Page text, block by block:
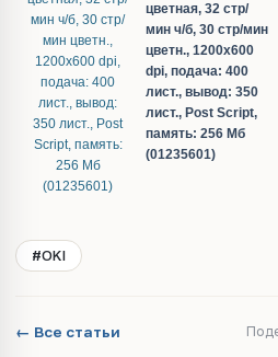
цветная, 32 стр/
мин ч/б, 30 стр/мин
цветн., 1200x600
dpi, подача: 400
лист., вывод: 350
лист., Post Script,
память: 256 Мб
(01235601)
#OKI
← Все статьи